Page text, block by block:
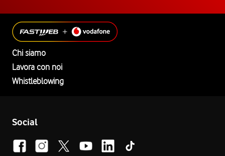
Chi siamo
Lavora con noi
Whistleblowing
Social